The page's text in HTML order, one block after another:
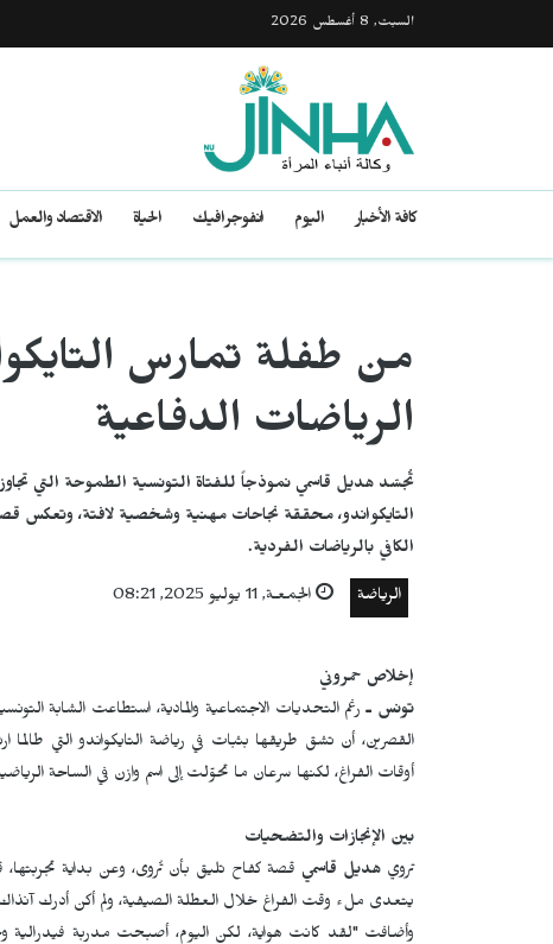
السبت, 8 أغسطس 2026
كافة الأخبار اليوم انفوجرافيك الحياة الاقتصاد والعمل
من طفلة تمارس
الرياضات الدفاعية
تُجسّد هديل قاسمي نموذجاً للفتاة التونسية الطموحة التي
التايكواندو، محققة نجاحات مهنية وشخصية لافتة، وتعكس قصة
الكافي بالرياضات الفردية.
الرياضة الجمعـة, 11 يوليو 2025, 08:21
إخلاص حمروني
تونس ـ رغم التحديات الاجتماعية والمادية، استطاعت الشابة
القصرين، أن تشق طريقها بثبات في رياضة التايكواندو التي
أوقات الفراغ، لكنها سرعان ما تحوّلت إلى اسم وازن في الساحة
بين الإنجازات والتضحيات
تروي هديل قاسمي قصة كفاح تليق بأن تُروى، وعن بداية
يتعدى ملء وقت الفراغ خلال العطلة الصيفية، ولم أكن أدرك
وأضافت "لقد كانت هواية، لكن اليوم، أصبحت مدربة فيدرالية